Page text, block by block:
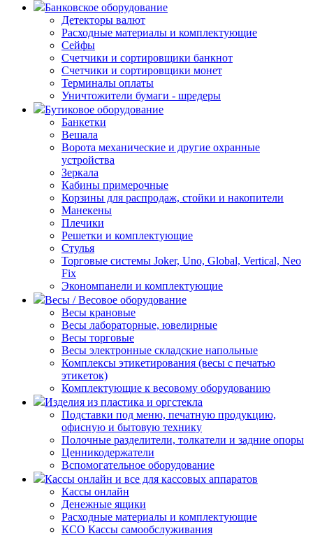
Банковское оборудование
Детекторы валют
Расходные материалы и комплектующие
Сейфы
Счетчики и сортировщики банкнот
Счетчики и сортировщики монет
Терминалы оплаты
Уничтожители бумаги - шредеры
Бутиковое оборудование
Банкетки
Вешала
Ворота механические и другие охранные
устройства
Зеркала
Кабины примерочные
Корзины для распродаж, стойки и накопители
Манекены
Плечики
Решетки и комплектующие
Стулья
Торговые системы Joker, Uno, Global, Vertical, Neo
Fix
Экономпанели и комплектующие
Весы / Весовое оборудование
Весы крановые
Весы лабораторные, ювелирные
Весы торговые
Весы электронные складские напольные
Комплексы этикетирования (весы с печатью
этикеток)
Комплектующие к весовому оборудованию
Изделия из пластика и оргстекла
Подставки под меню, печатную продукцию,
офисную и бытовую технику
Полочные разделители, толкатели и задние опоры
Ценникодержатели
Вспомогательное оборудование
Кассы онлайн и все для кассовых аппаратов
Кассы онлайн
Денежные ящики
Расходные материалы и комплектующие
КСО Кассы самообслуживания